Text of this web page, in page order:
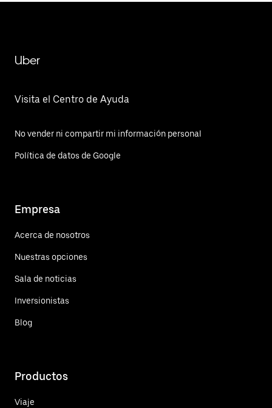
Uber
Visita el Centro de Ayuda
No vender ni compartir mi información personal
Política de datos de Google
Empresa
Acerca de nosotros
Nuestras opciones
Sala de noticias
Inversionistas
Blog
Productos
Viaje